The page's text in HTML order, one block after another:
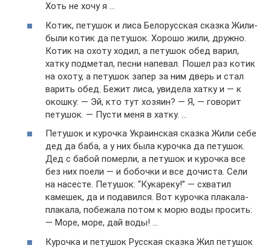
Хоть не хочу я …
Котик, петушок и лиса Белорусская сказка Жили-
были котик да петушок. Хорошо жили, дружно.
Котик на охоту ходил, а петушок обед варил,
хатку подметал, песни напевал. Пошел раз котик
на охоту, а петушок запер за ним дверь и стал
варить обед. Бежит лиса, увидела хатку и — к
окошку: — Эй, кто тут хозяин? — Я, — говорит
петушок. — Пусти меня в хатку. …
Петушок и курочка Украинская сказка Жили себе
дед да баба, а у них была курочка да петушок.
Дед с бабой померли, а петушок и курочка все
без них поели — и бобочки и все дочиста. Сели
на насесте. Петушок: “Кукареку!” — схватил
камешек, да и подавился. Вот курочка плакала-
плакала, побежала потом к морю воды просить:
— Море, море, дай воды! …
Курочка и петушок Русская сказка Жил петушок